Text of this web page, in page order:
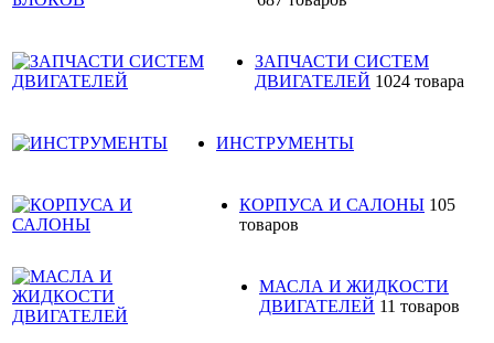
ЗАПЧАСТИ СИСТЕМ
ДВИГАТЕЛЕЙ 1024 товара
ИНСТРУМЕНТЫ
КОРПУСА И САЛОНЫ 105
товаров
МАСЛА И ЖИДКОСТИ
ДВИГАТЕЛЕЙ 11 товаров